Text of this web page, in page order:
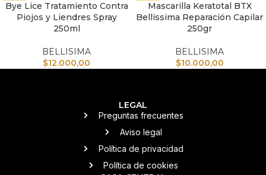
Bye Lice Tratamiento Contra
Piojos y Liendres Spray
250ml
BELLISIMA
$12.000,00
Mascarilla Keratotal BTX
Bellissima Reparación Capilar
250gr
BELLISIMA
$10.000,00
LEGAL
Preguntas frecuentes
Aviso legal
Política de privacidad
Política de cookies